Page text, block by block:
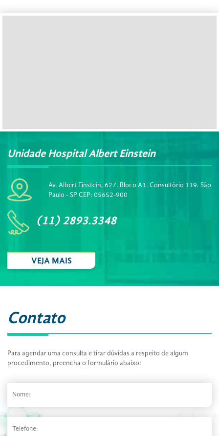
Unidade Hospital Albert Einstein
Av. Albert Einstein, 627. Bloco A1. Consultório 119. São
Paulo - SP CEP: 05652-900
(11) 2893.3348
VEJA MAIS
Contato
Para agendar uma consulta e tirar dúvidas a respeito de algum
procedimento, preencha o formulário abaixo: